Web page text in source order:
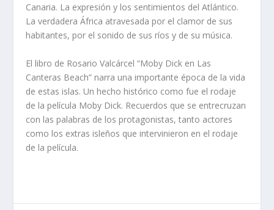
Canaria. La expresión y los sentimientos del Atlántico.
La verdadera África atravesada por el clamor de sus
habitantes, por el sonido de sus ríos y de su música.
El libro de Rosario Valcárcel “Moby Dick en Las
Canteras Beach” narra una importante época de la vida
de estas islas. Un hecho histórico como fue el rodaje
de la película Moby Dick. Recuerdos que se entrecruzan
con las palabras de los protagonistas, tanto actores
como los extras isleños que intervinieron en el rodaje
de la película.